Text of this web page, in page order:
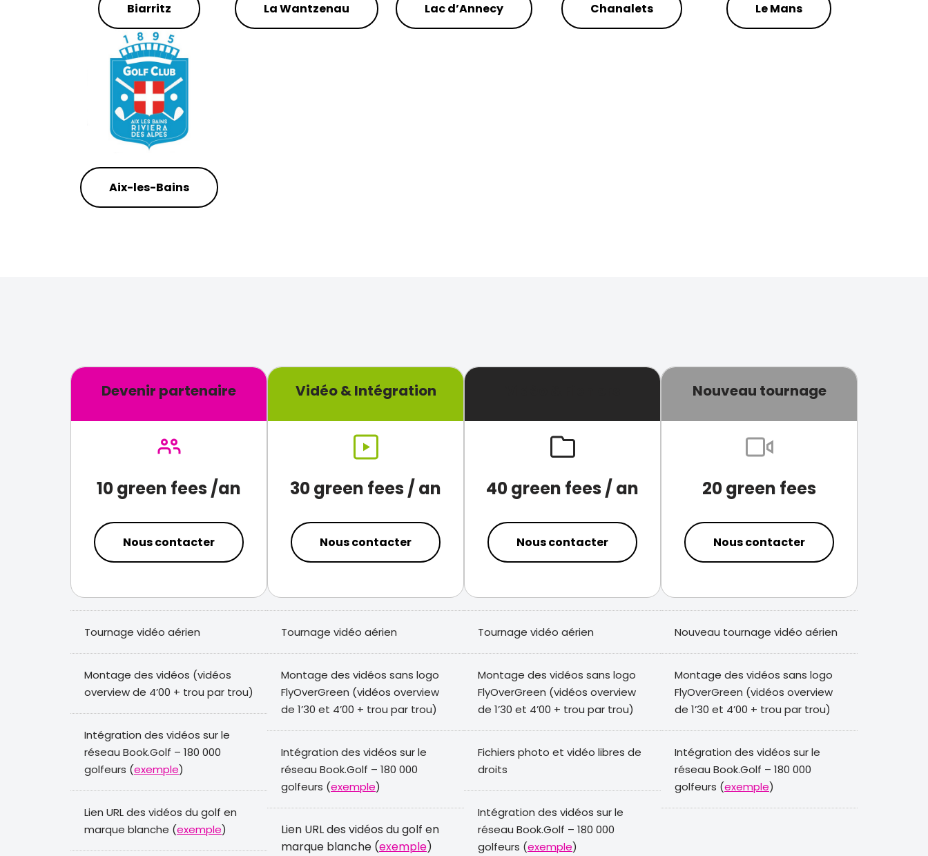
Biarritz La Wantzenau Lac d’Annecy Chanalets Le Mans
Aix-les-Bains
Devenir partenaire
10 green fees /an
Nous contacter
Tournage vidéo aérien
Montage des vidéos (vidéos
overview de 4’00 + trou par trou)
Intégration des vidéos sur le
réseau Book.Golf – 180 000
golfeurs (exemple)
Lien URL des vidéos du golf en
marque blanche (exemple)
Vidéo & Intégration
30 green fees / an
Nous contacter
Tournage vidéo aérien
Montage des vidéos sans logo
FlyOverGreen (vidéos overview
de 1’30 et 4’00 + trou par trou)
Intégration des vidéos sur le
réseau Book.Golf – 180 000
golfeurs (exemple)
Lien URL des vidéos du golf en
marque blanche (exemple)
40 green fees / an
Nous contacter
Tournage vidéo aérien
Montage des vidéos sans logo
FlyOverGreen (vidéos overview
de 1’30 et 4’00 + trou par trou)
Fichiers photo et vidéo libres de
droits
Intégration des vidéos sur le
réseau Book.Golf – 180 000
golfeurs (exemple)
Nouveau tournage
20 green fees
Nous contacter
Nouveau tournage vidéo aérien
Montage des vidéos sans logo
FlyOverGreen (vidéos overview
de 1’30 et 4’00 + trou par trou)
Intégration des vidéos sur le
réseau Book.Golf – 180 000
golfeurs (exemple)